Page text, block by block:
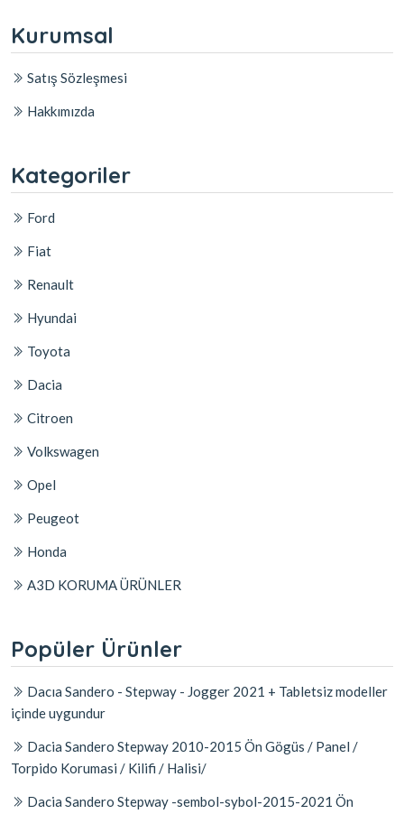
Kurumsal
Satış Sözleşmesi
Hakkımızda
Kategoriler
Ford
Fiat
Renault
Hyundai
Toyota
Dacia
Citroen
Volkswagen
Opel
Peugeot
Honda
A3D KORUMA ÜRÜNLER
Popüler Ürünler
Dacıa Sandero - Stepway - Jogger 2021 + Tabletsiz modeller
içinde uygundur
Dacia Sandero Stepway 2010-2015 Ön Gögüs / Panel /
Torpido Korumasi / Kilifi / Halisi/
Dacia Sandero Stepway -sembol-sybol-2015-2021 Ön